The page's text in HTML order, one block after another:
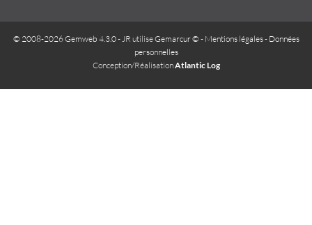
© 2008-2026 Gemweb 4.3.0- JR utiliseGemarcur © - Mentions légales- Données
personnelles
Conception/RéalisationAtlantic Log